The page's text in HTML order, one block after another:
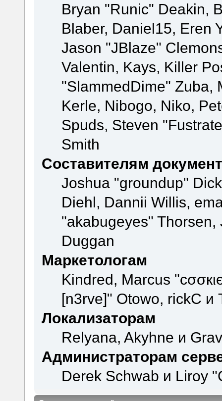
Bryan "Runic" Deakin,
Blaber, Daniel15, Eren
Jason "JBlaze"
Valentin, Kays, Killer
"SlammedDime" Zuba,
Kerle, Nibogo, Niko,
Spuds, Steven
Smith
Составителям
Joshua "groundup"
Diehl, Dannii Willis,
"akabugeyes"
Duggan
Маркетологам
Kindred, Marcus
[n3rve]" Otowo, rickC и
Локализаторам
Relyana, Akyhne и
Администраторам
Derek Schwab и Liroy